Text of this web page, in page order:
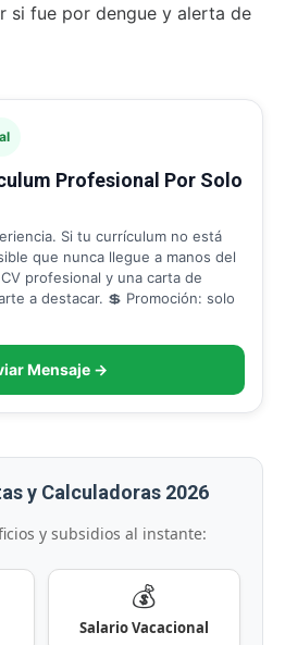
si fue por dengue y alerta de
Profesional Por Solo
Si tu currículum no está
que nunca llegue a manos del
profesional y una carta de
a destacar. 💲 Promoción: solo
Mensaje →
y Calculadoras 2026
y subsidios al instante:
💰
Salario Vacacional